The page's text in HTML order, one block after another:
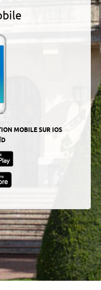
MOBILE SUR IOS